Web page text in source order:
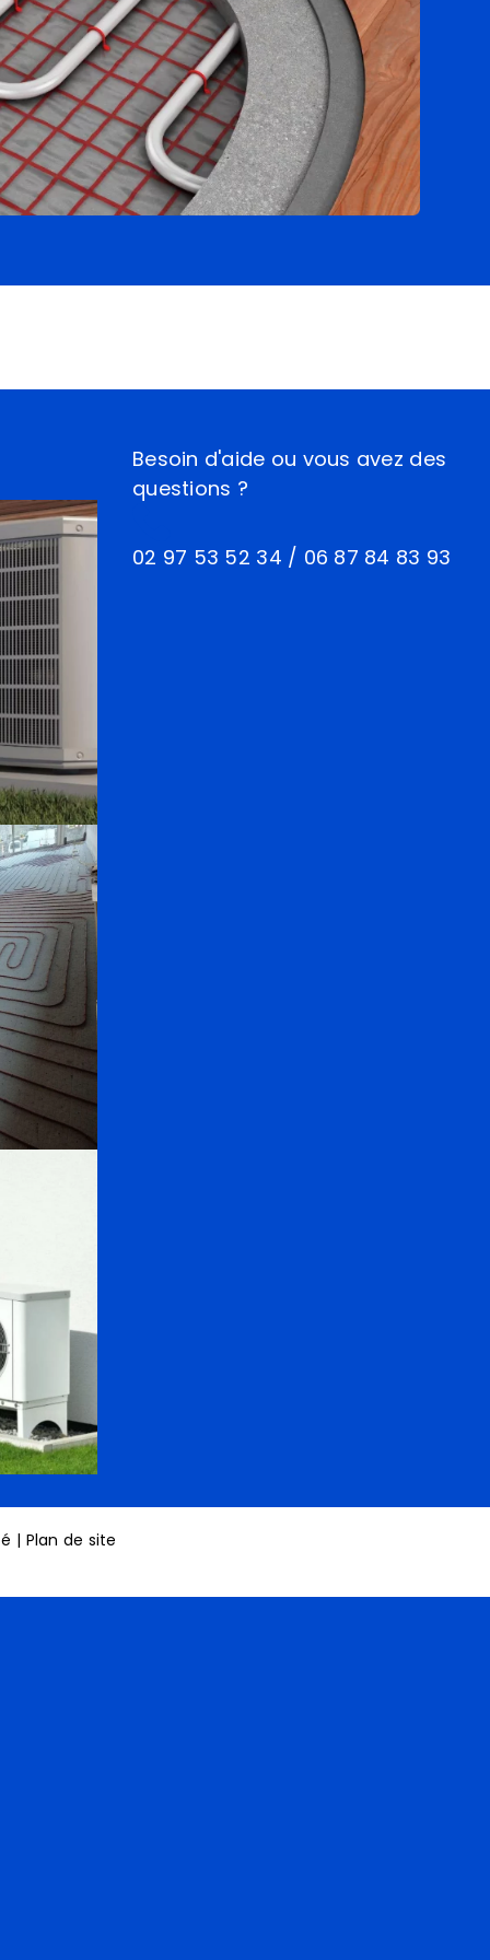
Besoin d'aide ou vous avez des
questions ?
02 97 53 52 34 / 06 87 84 83 93
| Plan de site